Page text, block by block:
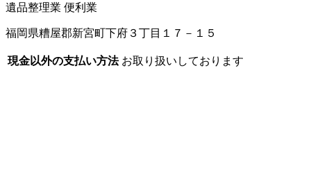
遺品整理業 便利業
福岡県糟屋郡新宮町下府３丁目１７－１５
現金以外の支払い方法 お取り扱いしております